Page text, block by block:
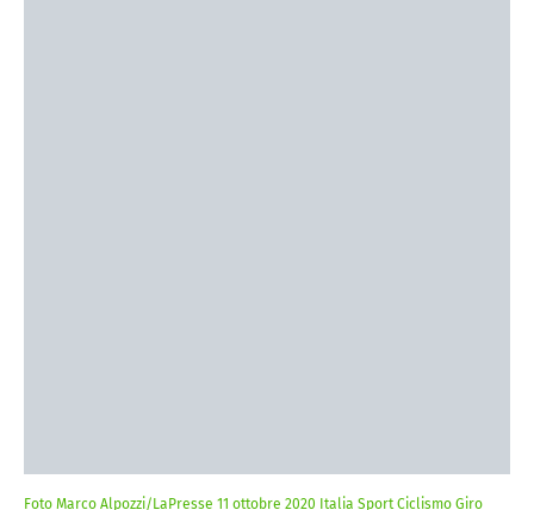
Foto Marco Alpozzi/LaPresse 11 ottobre 2020 Italia Sport Ciclismo Giro